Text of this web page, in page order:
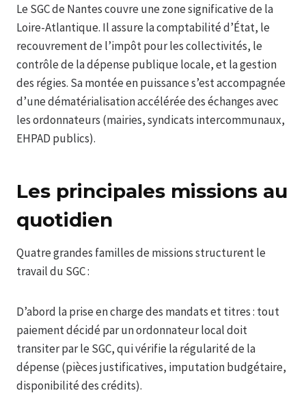
Le SGC de Nantes couvre une zone significative de la
Loire-Atlantique. Il assure la comptabilité d’État, le
recouvrement de l’impôt pour les collectivités, le
contrôle de la dépense publique locale, et la gestion
des régies. Sa montée en puissance s’est accompagnée
d’une dématérialisation accélérée des échanges avec
les ordonnateurs (mairies, syndicats intercommunaux,
EHPAD publics).
Les principales missions au
quotidien
Quatre grandes familles de missions structurent le
travail du SGC :
D’abord la prise en charge des mandats et titres : tout
paiement décidé par un ordonnateur local doit
transiter par le SGC, qui vérifie la régularité de la
dépense (pièces justificatives, imputation budgétaire,
disponibilité des crédits).